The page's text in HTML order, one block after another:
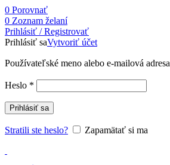
0 Porovnať
0 Zoznam želaní
Prihlásiť / Registrovať
Prihlásiť saVytvoriť účet
Používateľské meno alebo e-mailová adresa
Heslo *
Prihlásiť sa
Stratili ste heslo? Zapamätať si ma